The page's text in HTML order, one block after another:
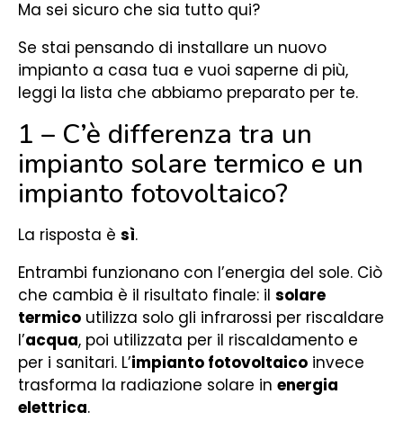
Ma sei sicuro che sia tutto qui?
Se stai pensando di installare un nuovo
impianto a casa tua e vuoi saperne di più,
leggi la lista che abbiamo preparato per te.
1 – C’è differenza tra un
impianto solare termico e un
impianto fotovoltaico?
La risposta è sì.
Entrambi funzionano con l’energia del sole. Ciò
che cambia è il risultato finale: il solare
termico utilizza solo gli infrarossi per riscaldare
l’acqua, poi utilizzata per il riscaldamento e
per i sanitari. L’impianto fotovoltaico invece
trasforma la radiazione solare in energia
elettrica.